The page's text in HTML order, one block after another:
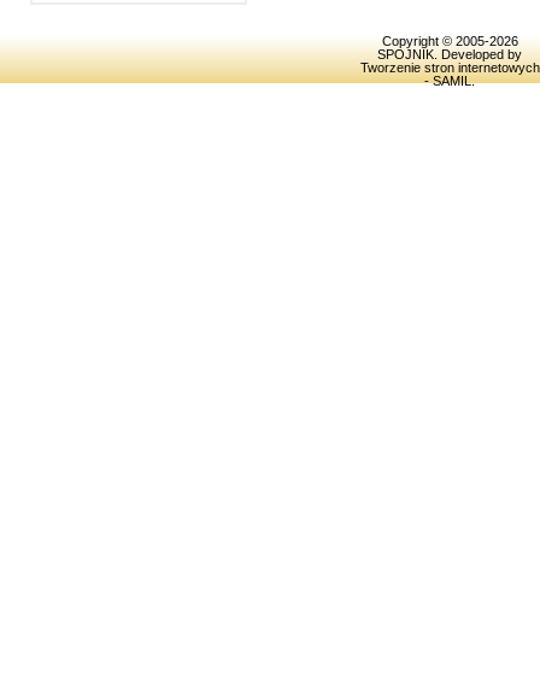
Copyright © 2005-2026
SPOJNIK . Developed by
Tworzenie stron internetowych
- SAMIL.